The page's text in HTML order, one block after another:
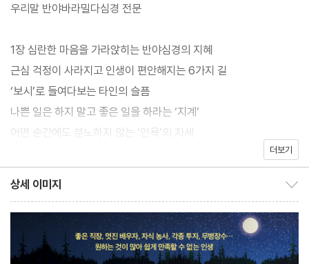
꾸라고 한다. 오직 자기 자신에게 집중함으로써 마음을 차분히 가라
앉히라고 말이다. 존재의 진정한 모습을 바라볼 때 문제의 근본적인
원인을 해결할 수 있고, 인생과 마음이 편안해질 수 있다.
이 책은 최고의 불경 연구가이자 30년 이상 부처 사상을 대중의 눈
높이에서 소개해 온 페이융 교수가, 불교 경전 가운데 가장 널리 알
려지고 많이 읽히는 ‘반야심경’을 들려준다.
응축해 놓은 경전으로, 가장 짧으면서도 부처의 심오한 지혜를 있는
그대로 담고 있어 많은 이들에게 사랑받아 왔다.
우리말 반야바라밀다심경 전문
1장 심란한 마음을 가라앉히는 반야심경의 지혜
근심 걱정이 사라지고 인생이 편안해지는 6가지 길
‘보시’로 들여다보는 타인의 슬픔
나쁜 일은 하지 말고 좋은 일을 하라는 ‘지계’
어떤 순간에도 분노하지 않는 ‘인욕’의 자세
고통에서 벗어나는 근본적인 지혜 ‘반야’
2장 단단한 마음을 위해 꼭 알아야 할 진실
내가 누구인지 알 수 있는 5가지 단서
더보기
상세 이미지